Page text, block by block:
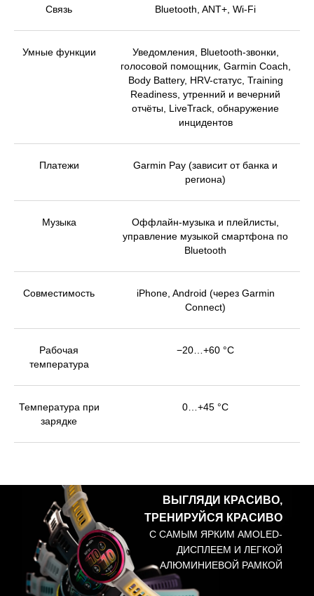
Связь Bluetooth, ANT+, Wi-Fi
Умные функции
Уведомления, Bluetooth-звонки,
голосовой помощник, Garmin Coach,
Body Battery, HRV-статус, Training
Readiness, утренний и вечерний
отчёты, LiveTrack, обнаружение
инцидентов
Платежи
Garmin Pay (зависит от банка и
региона)
Музыка
Оффлайн-музыка и плейлисты,
управление музыкой смартфона по
Bluetooth
Совместимость
iPhone, Android (через Garmin
Connect)
Рабочая
температура
−20…+60 °C
Температура при
зарядке
0…+45 °C
ВЫГЛЯДИ КРАСИВО,
ТРЕНИРУЙСЯ КРАСИВО
С САМЫМ ЯРКИМ AMOLED-
ДИСПЛЕЕМ И ЛЕГКОЙ
АЛЮМИНИЕВОЙ РАМКОЙ